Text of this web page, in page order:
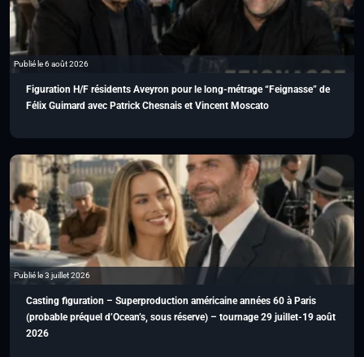
Publié le 6 août 2026
Figuration H/F résidents Aveyron pour le long-métrage “Feignasse” de
Félix Guimard avec Patrick Chesnais et Vincent Moscato
Publié le 3 juillet 2026
Casting figuration – Superproduction américaine années 60 à Paris
(probable préquel d’Ocean’s, sous réserve) – tournage 29 juillet-19 août
2026